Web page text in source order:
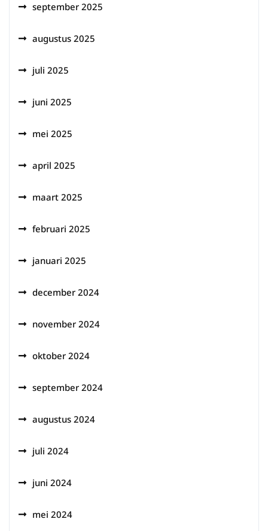
september 2025
augustus 2025
juli 2025
juni 2025
mei 2025
april 2025
maart 2025
februari 2025
januari 2025
december 2024
november 2024
oktober 2024
september 2024
augustus 2024
juli 2024
juni 2024
mei 2024